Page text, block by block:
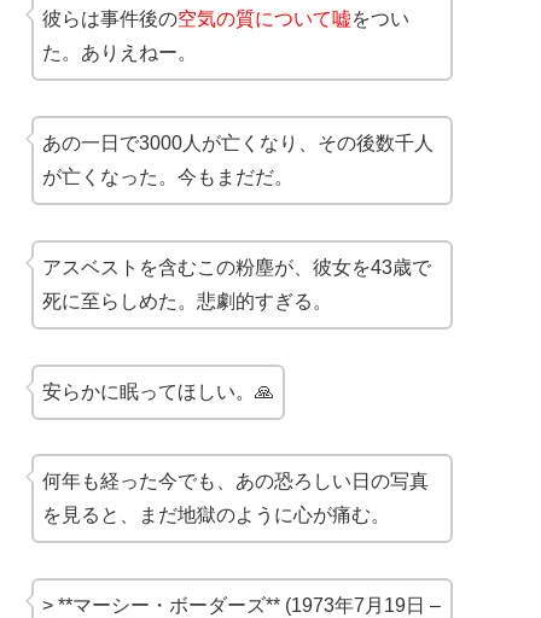
彼らは事件後の空気の質について嘘をつい
た。ありえねー。
あの一日で3000人が亡くなり、その後数千人
が亡くなった。今もまだだ。
アスベストを含むこの粉塵が、彼女を43歳で
死に至らしめた。悲劇的すぎる。
安らかに眠ってほしい。🙏
何年も経った今でも、あの恐ろしい日の写真
を見ると、まだ地獄のように心が痛む。
> **マーシー・ボーダーズ** (1973年7月19日 –